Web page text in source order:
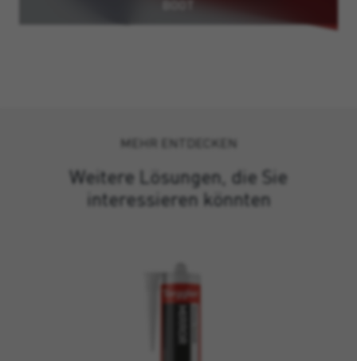
BOOT
MEHR ENTDECKEN
Weitere Lösungen, die Sie
interessieren könnten